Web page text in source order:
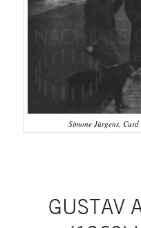
Simone Jürgens,
GUSTAV